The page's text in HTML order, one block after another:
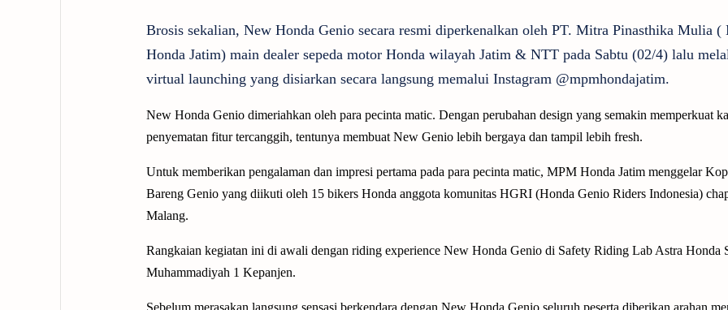
Brosis sekalian, New Honda Genio secara resmi diperkenalkan oleh PT. Mitra Pinasthika Mulia (
Honda Jatim) main dealer sepeda motor Honda wilayah Jatim & NTT pada Sabtu (02/4) lalu
virtual launching yang disiarkan secara langsung memalui Instagram @mpmhondajatim.
New Honda Genio dimeriahkan oleh para pecinta matic. Dengan perubahan design yang semakin memperkuat
penyematan fitur tercanggih, tentunya membuat New Genio lebih bergaya dan tampil lebih fresh.
Untuk memberikan pengalaman dan impresi pertama pada para pecinta matic, MPM Honda Jatim menggelar
Bareng Genio yang diikuti oleh 15 bikers Honda anggota komunitas HGRI (Honda Genio Riders Indonesia)
Malang.
Rangkaian kegiatan ini di awali dengan riding experience New Honda Genio di Safety Riding Lab Astra Honda
Muhammadiyah 1 Kepanjen.
Sebelum merasakan langsung sensasi berkendara dengan New Honda Genio seluruh peserta diberikan arahan